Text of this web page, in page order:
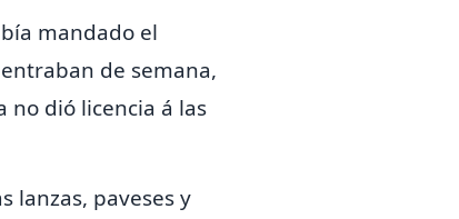
mandado el
de semana,
no dió licencia á las
lanzas, paveses y